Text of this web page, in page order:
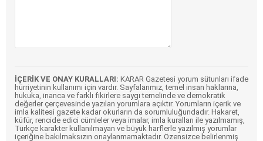
İÇERİK VE ONAY KURALLARI: KARAR Gazetesi yorum sütunları ifade
hürriyetinin kullanımı için vardır. Sayfalarımız, temel insan haklarına,
hukuka, inanca ve farklı fikirlere saygı temelinde ve demokratik
değerler çerçevesinde yazılan yorumlara açıktır. Yorumların içerik ve
imla kalitesi gazete kadar okurların da sorumluluğundadır. Hakaret,
küfür, rencide edici cümleler veya imalar, imla kuralları ile yazılmamış,
Türkçe karakter kullanılmayan ve büyük harflerle yazılmış yorumlar
içeriğine bakılmaksızın onaylanmamaktadır. Özensizce belirlenmiş